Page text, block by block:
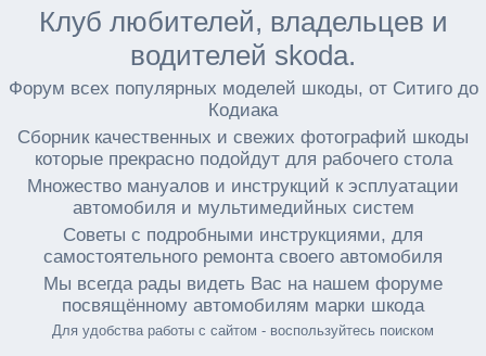
Клуб любителей, владельцев и
водителей skoda.
Форум всех популярных моделей шкоды, от Ситиго до
Кодиака
Сборник качественных и свежих фотографий шкоды
которые прекрасно подойдут для рабочего стола
Множество мануалов и инструкций к эсплуатации
автомобиля и мультимедийных систем
Советы с подробными инструкциями, для
самостоятельного ремонта своего автомобиля
Мы всегда рады видеть Вас на нашем форуме
посвящённому автомобилям марки шкода
Для удобства работы с сайтом - воспользуйтесь поиском